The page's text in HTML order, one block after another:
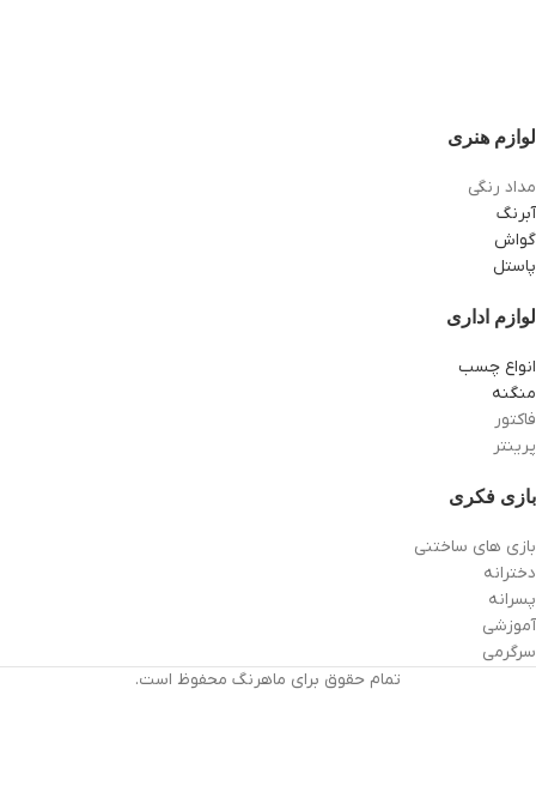
لوازم هنری
مداد رنگی
آبرنگ
گواش
پاستل
لوازم اداری
انواع چسب
منگنه
فاکتور
پرینتر
بازی فکری
بازی های ساختنی
دخترانه
پسرانه
آموزشی
سرگرمی
تمام حقوق برای ماهرنگ محفوظ است.